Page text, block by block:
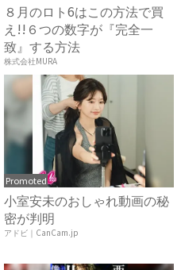
８月のロト6はこの方法で買
え!!６つの数字が『完全一
致』する方法
株式会社MURA
Promoted
小室安未のおしゃれ動画の秘
密が判明
アドビ｜CanCam.jp